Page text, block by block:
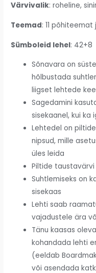
Värvivalik: roheline,
Teemad: 11
Sümboleid lehel: 42+8
Sõnavara on
hõlbustada
liigset lehtede
Sagedamini
sisekaanel, kui ka
Lehtedel on
nipsud, mille
üles leida
Piltide
Suhtlemiseks on
sisekaas
Lehti saab
vajadustele ära
Tänu kaasas
kohandada lehti
(eeldab
või asendada